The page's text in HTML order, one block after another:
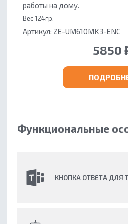
работы на дому.
Вес 124гр.
Артикул: ZE-UM610MK3-ENC
5850
Функциональные
КНОПКА ОТВЕТА ДЛЯ